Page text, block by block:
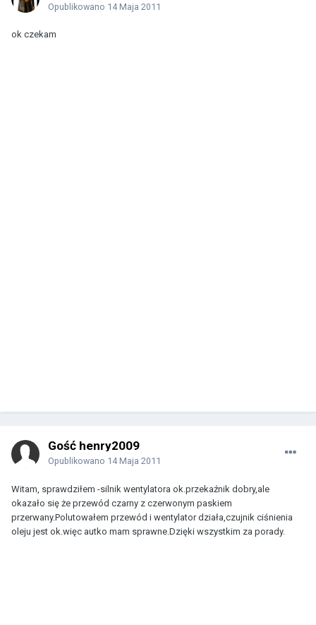
Opublikowano 14 Maja 2011
ok czekam
Gość henry2009
Opublikowano 14 Maja 2011
Witam, sprawdziłem -silnik wentylatora ok.przekaźnik dobry,ale
okazało się że przewód czarny z czerwonym paskiem
przerwany.Polutowałem przewód i wentylator działa,czujnik ciśnienia
oleju jest ok.więc autko mam sprawne.Dzięki wszystkim za porady.